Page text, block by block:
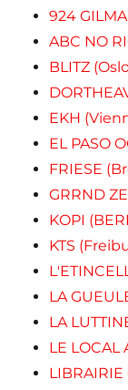
924
ABC NO
BLITZ
EKH
EL PASO
FRIESE
GRRND
KOPI
KTS
LA
LA
LE LOCAL
LIBRAIRIE